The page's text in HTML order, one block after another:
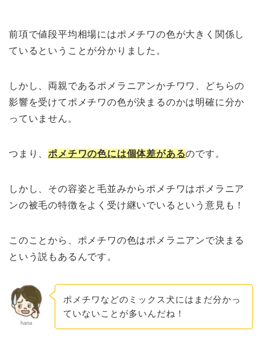
前項で値段平均相場にはポメチワの色が大きく関係し
ているということが分かりました。
しかし、両親であるポメラニアンかチワワ、どちらの
影響を受けてポメチワの色が決まるのかは明確に分か
っていません。
つまり、ポメチワの色には個体差があるのです。
しかし、その容姿と毛並みからポメチワはポメラニア
ンの被毛の特徴をよく受け継いでいるという意見も！
このことから、ポメチワの色はポメラニアンで決まる
という説もあるんです。
hana
ポメチワなどのミックス犬にはまだ分かっ
ていないことが多いんだね！